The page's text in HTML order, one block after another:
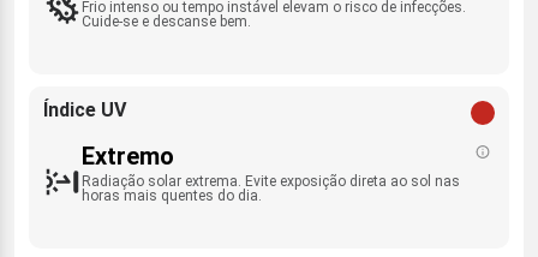
Frio intenso ou tempo instável elevam o risco de infecções.
Cuide-se e descanse bem.
Índice UV
Extremo
Radiação solar extrema. Evite exposição direta ao sol nas
horas mais quentes do dia.